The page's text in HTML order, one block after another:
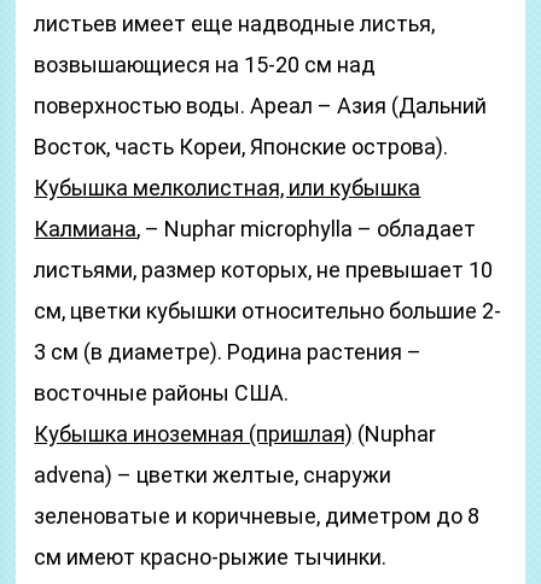
листьев имеет еще надводные листья,
возвышающиеся на 15-20 см над
поверхностью воды. Ареал – Азия (Дальний
Восток, часть Кореи, Японские острова).
Кубышка мелколистная, или кубышка
Калмиана, – Nuphar microphylla – обладает
листьями, размер которых, не превышает 10
см, цветки кубышки относительно большие 2-
3 см (в диаметре). Родина растения –
восточные районы США.
Кубышка иноземная (пришлая) (Nuphar
advena) – цветки желтые, снаружи
зеленоватые и коричневые, диметром до 8
см имеют красно-рыжие тычинки.